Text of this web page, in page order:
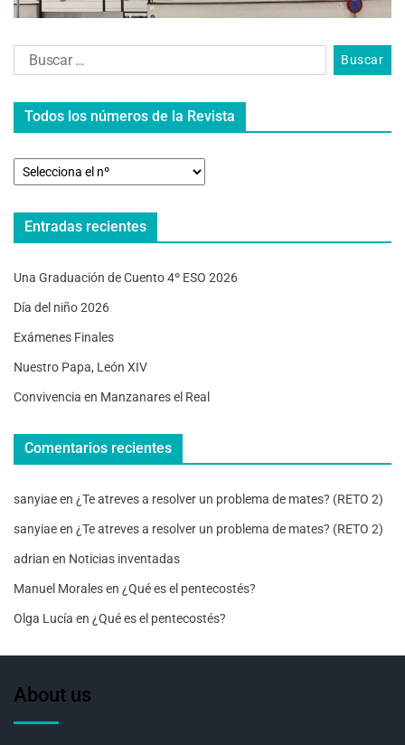
Todos los números de la Revista
Entradas recientes
Una Graduación de Cuento 4º ESO 2026
Día del niño 2026
Exámenes Finales
Nuestro Papa, León XIV
Convivencia en Manzanares el Real
Comentarios recientes
sanyiaeen ¿Te atreves a resolver un problema de mates? (RETO 2)
sanyiaeen ¿Te atreves a resolver un problema de mates? (RETO 2)
adrian en Noticias inventadas
Manuel Moralesen ¿Qué es el pentecostés?
Olga Lucía en ¿Qué es el pentecostés?
About us